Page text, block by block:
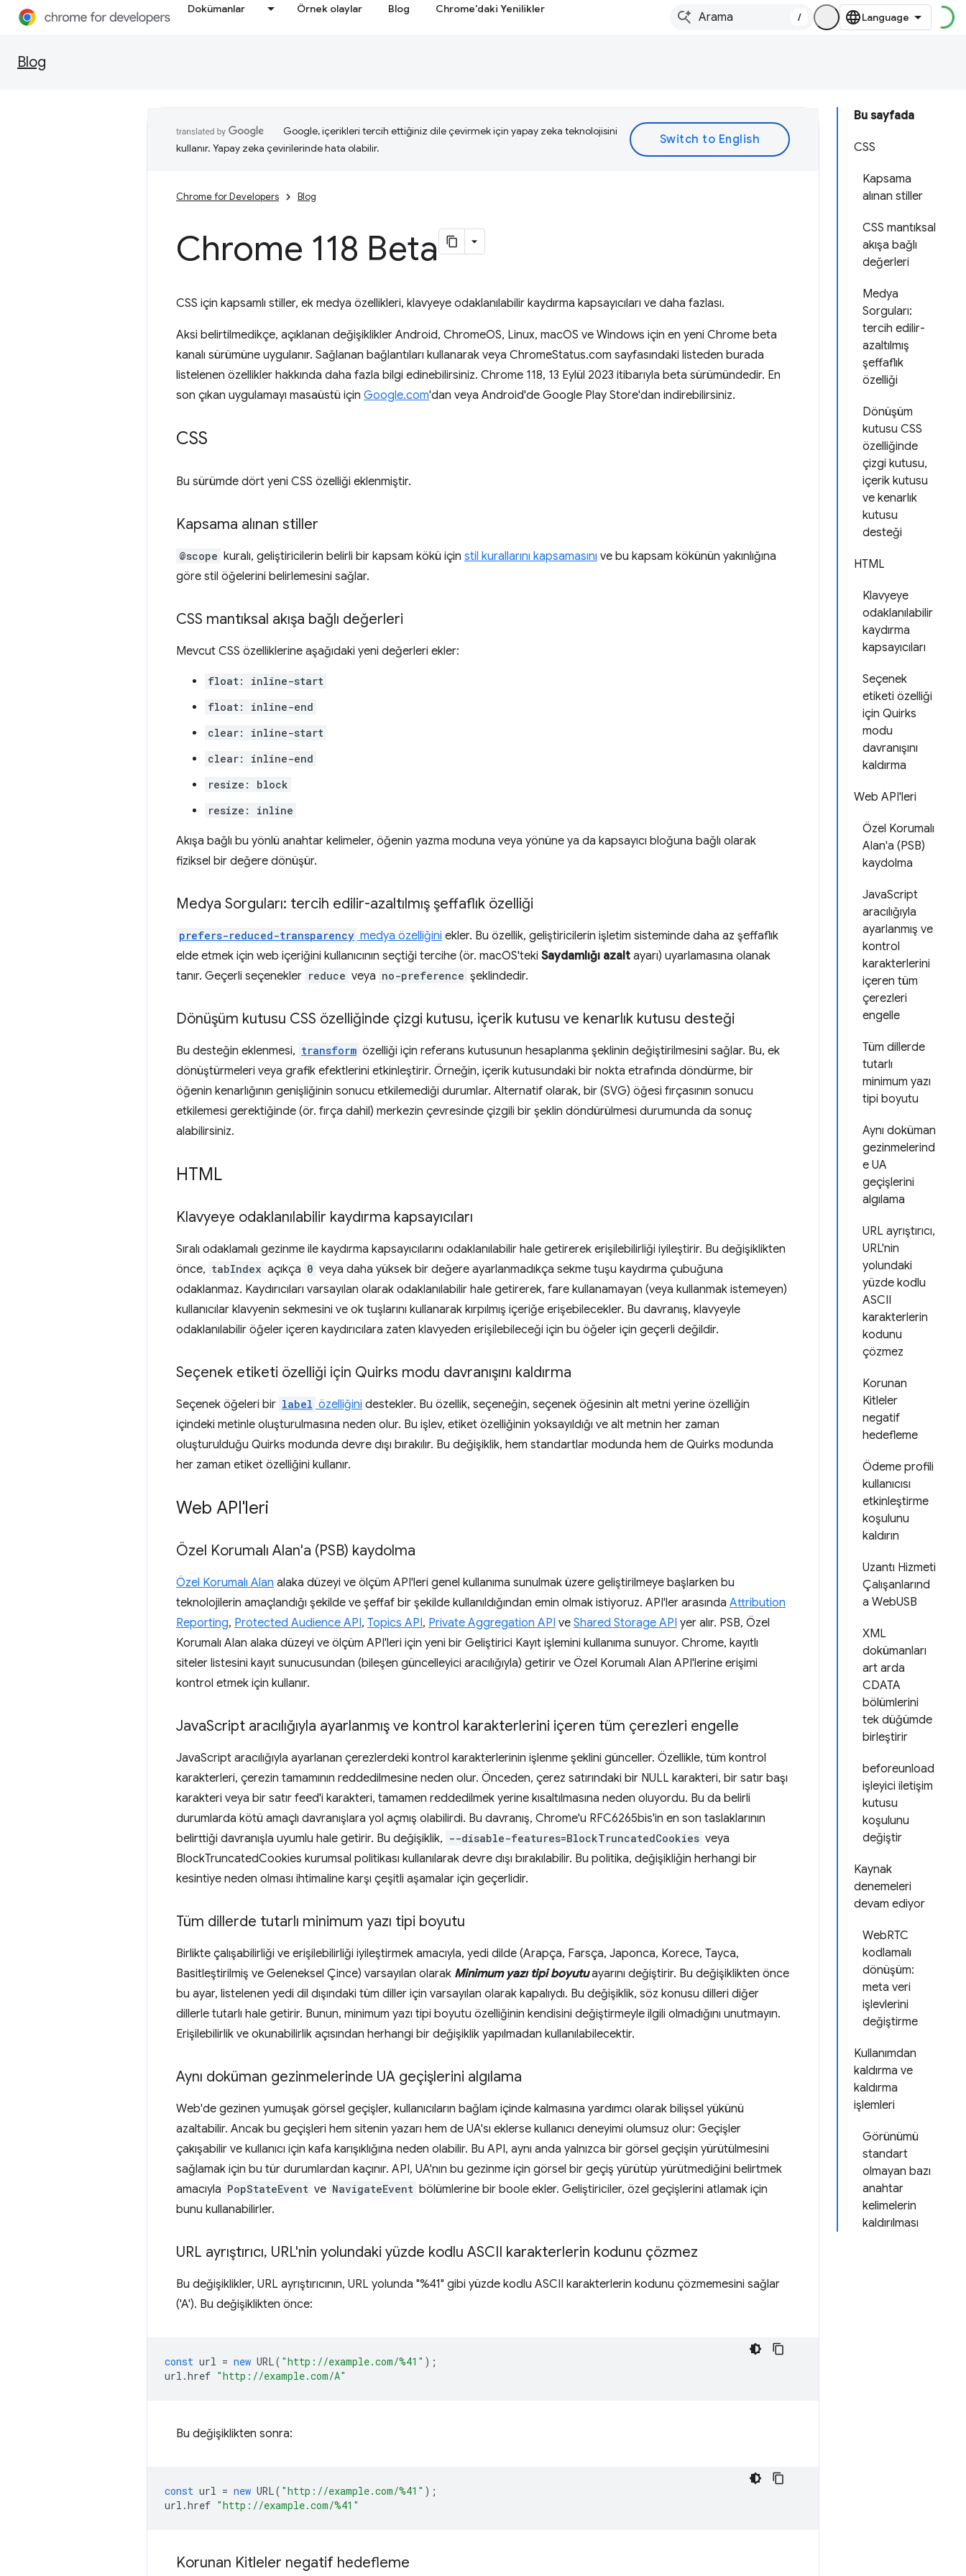
Dokümanlar Örnek olaylar Blog Chrome'daki Yenilikler
/
Blog
Bu sayfada
CSS
Kapsama
alınan stiller
CSS mantıksal
akışa bağlı
değerleri
Medya
Sorguları:
tercih edilir-
azaltılmış
şeffaflık
özelliği
Dönüşüm
kutusu CSS
özelliğinde
çizgi kutusu,
içerik kutusu
ve kenarlık
kutusu
desteği
HTML
Klavyeye
odaklanılabilir
kaydırma
kapsayıcıları
Seçenek
etiketi özelliği
için Quirks
modu
davranışını
kaldırma
Web API'leri
Özel Korumalı
Alan'a (PSB)
kaydolma
JavaScript
aracılığıyla
ayarlanmış ve
kontrol
karakterlerini
içeren tüm
çerezleri
engelle
Tüm dillerde
tutarlı
minimum yazı
tipi boyutu
Aynı doküman
gezinmelerind
e UA
geçişlerini
algılama
URL ayrıştırıcı,
URL'nin
yolundaki
yüzde kodlu
ASCII
karakterlerin
kodunu
çözmez
Korunan
Kitleler
negatif
hedefleme
Ödeme profili
kullanıcısı
etkinleştirme
koşulunu
kaldırın
Uzantı Hizmeti
Çalışanlarınd
a WebUSB
XML
dokümanları
art arda
CDATA
bölümlerini
tek düğümde
birleştirir
beforeunload
işleyici iletişim
kutusu
koşulunu
değiştir
Kaynak
denemeleri
devam ediyor
WebRTC
kodlamalı
dönüşüm:
meta veri
işlevlerini
değiştirme
Kullanımdan
kaldırma ve
kaldırma
işlemleri
Görünümü
standart
olmayan bazı
anahtar
kelimelerin
kaldırılması
Google, içerikleri tercih ettiğiniz dile çevirmek için yapay zeka teknolojisini
kullanır. Yapay zeka çevirilerinde hata olabilir.
Chrome for Developers Blog
Chrome 118 Beta
CSS için kapsamlı stiller, ek medya özellikleri, klavyeye odaklanılabilir kaydırma kapsayıcıları ve daha fazlası.
Aksi belirtilmedikçe, açıklanan değişiklikler Android, ChromeOS, Linux, macOS ve Windows için en yeni Chrome beta
kanalı sürümüne uygulanır. Sağlanan bağlantıları kullanarak veya ChromeStatus.com sayfasındaki listeden burada
listelenen özellikler hakkında daha fazla bilgi edinebilirsiniz. Chrome 118, 13 Eylül 2023 itibarıyla beta sürümündedir. En
son çıkan uygulamayı masaüstü için Google.com'dan veya Android'de Google Play Store'dan indirebilirsiniz.
CSS
Bu sürümde dört yeni CSS özelliği eklenmiştir.
Kapsama alınan stiller
@scope kuralı, geliştiricilerin belirli bir kapsam kökü için stil kurallarını kapsamasını ve bu kapsam kökünün yakınlığına
göre stil öğelerini belirlemesini sağlar.
CSS mantıksal akışa bağlı değerleri
Mevcut CSS özelliklerine aşağıdaki yeni değerleri ekler:
float: inline-start
float: inline-end
clear: inline-start
clear: inline-end
resize: block
resize: inline
Akışa bağlı bu yönlü anahtar kelimeler, öğenin yazma moduna veya yönüne ya da kapsayıcı bloğuna bağlı olarak
fiziksel bir değere dönüşür.
Medya Sorguları: tercih edilir-azaltılmış şeffaflık özelliği
prefers-reduced-transparency medya özelliğini ekler. Bu özellik, geliştiricilerin işletim sisteminde daha az şeffaflık
elde etmek için web içeriğini kullanıcının seçtiği tercihe (ör. macOS'teki Saydamlığı azalt ayarı) uyarlamasına olanak
tanır. Geçerli seçenekler reduce veya no-preference şeklindedir.
Dönüşüm kutusu CSS özelliğinde çizgi kutusu, içerik kutusu ve kenarlık kutusu desteği
Bu desteğin eklenmesi, transform özelliği için referans kutusunun hesaplanma şeklinin değiştirilmesini sağlar. Bu, ek
dönüştürmeleri veya grafik efektlerini etkinleştirir. Örneğin, içerik kutusundaki bir nokta etrafında döndürme, bir
öğenin kenarlığının genişliğinin sonucu etkilemediği durumlar. Alternatif olarak, bir (SVG) öğesi fırçasının sonucu
etkilemesi gerektiğinde (ör. fırça dahil) merkezin çevresinde çizgili bir şeklin döndürülmesi durumunda da sonuç
alabilirsiniz.
HTML
Klavyeye odaklanılabilir kaydırma kapsayıcıları
Sıralı odaklamalı gezinme ile kaydırma kapsayıcılarını odaklanılabilir hale getirerek erişilebilirliği iyileştirir. Bu değişiklikten
önce, tabIndex açıkça 0 veya daha yüksek bir değere ayarlanmadıkça sekme tuşu kaydırma çubuğuna
odaklanmaz. Kaydırıcıları varsayılan olarak odaklanılabilir hale getirerek, fare kullanamayan (veya kullanmak istemeyen)
kullanıcılar klavyenin sekmesini ve ok tuşlarını kullanarak kırpılmış içeriğe erişebilecekler. Bu davranış, klavyeyle
odaklanılabilir öğeler içeren kaydırıcılara zaten klavyeden erişilebileceği için bu öğeler için geçerli değildir.
Seçenek etiketi özelliği için Quirks modu davranışını kaldırma
Seçenek öğeleri bir label özelliğini destekler. Bu özellik, seçeneğin, seçenek öğesinin alt metni yerine özelliğin
içindeki metinle oluşturulmasına neden olur. Bu işlev, etiket özelliğinin yoksayıldığı ve alt metnin her zaman
oluşturulduğu Quirks modunda devre dışı bırakılır. Bu değişiklik, hem standartlar modunda hem de Quirks modunda
her zaman etiket özelliğini kullanır.
Web API'leri
Özel Korumalı Alan'a (PSB) kaydolma
Özel Korumalı Alan alaka düzeyi ve ölçüm API'leri genel kullanıma sunulmak üzere geliştirilmeye başlarken bu
teknolojilerin amaçlandığı şekilde ve şeffaf bir şekilde kullanıldığından emin olmak istiyoruz. API'ler arasında Attribution
Reporting, Protected Audience API, Topics API, Private Aggregation API ve Shared Storage API yer alır. PSB, Özel
Korumalı Alan alaka düzeyi ve ölçüm API'leri için yeni bir Geliştirici Kayıt işlemini kullanıma sunuyor. Chrome, kayıtlı
siteler listesini kayıt sunucusundan (bileşen güncelleyici aracılığıyla) getirir ve Özel Korumalı Alan API'lerine erişimi
kontrol etmek için kullanır.
JavaScript aracılığıyla ayarlanmış ve kontrol karakterlerini içeren tüm çerezleri engelle
JavaScript aracılığıyla ayarlanan çerezlerdeki kontrol karakterlerinin işlenme şeklini günceller. Özellikle, tüm kontrol
karakterleri, çerezin tamamının reddedilmesine neden olur. Önceden, çerez satırındaki bir NULL karakteri, bir satır başı
karakteri veya bir satır feed'i karakteri, tamamen reddedilmek yerine kısaltılmasına neden oluyordu. Bu da belirli
durumlarda kötü amaçlı davranışlara yol açmış olabilirdi. Bu davranış, Chrome'u RFC6265bis'in en son taslaklarının
belirttiği davranışla uyumlu hale getirir. Bu değişiklik, --disable-features=BlockTruncatedCookies veya
BlockTruncatedCookies kurumsal politikası kullanılarak devre dışı bırakılabilir. Bu politika, değişikliğin herhangi bir
kesintiye neden olması ihtimaline karşı çeşitli aşamalar için geçerlidir.
Tüm dillerde tutarlı minimum yazı tipi boyutu
Birlikte çalışabilirliği ve erişilebilirliği iyileştirmek amacıyla, yedi dilde (Arapça, Farsça, Japonca, Korece, Tayca,
Basitleştirilmiş ve Geleneksel Çince) varsayılan olarak Minimum yazı tipi boyutuayarını değiştirir. Bu değişiklikten önce
bu ayar, listelenen yedi dil dışındaki tüm diller için varsayılan olarak kapalıydı. Bu değişiklik, söz konusu dilleri diğer
dillerle tutarlı hale getirir. Bunun, minimum yazı tipi boyutu özelliğinin kendisini değiştirmeyle ilgili olmadığını unutmayın.
Erişilebilirlik ve okunabilirlik açısından herhangi bir değişiklik yapılmadan kullanılabilecektir.
Aynı doküman gezinmelerinde UA geçişlerini algılama
Web'de gezinen yumuşak görsel geçişler, kullanıcıların bağlam içinde kalmasına yardımcı olarak bilişsel yükünü
azaltabilir. Ancak bu geçişleri hem sitenin yazarı hem de UA'sı eklerse kullanıcı deneyimi olumsuz olur: Geçişler
çakışabilir ve kullanıcı için kafa karışıklığına neden olabilir. Bu API, aynı anda yalnızca bir görsel geçişin yürütülmesini
sağlamak için bu tür durumlardan kaçınır. API, UA'nın bu gezinme için görsel bir geçiş yürütüp yürütmediğini belirtmek
amacıyla PopStateEvent ve NavigateEvent bölümlerine bir boole ekler. Geliştiriciler, özel geçişlerini atlamak için
bunu kullanabilirler.
URL ayrıştırıcı, URL'nin yolundaki yüzde kodlu ASCII karakterlerin kodunu çözmez
Bu değişiklikler, URL ayrıştırıcının, URL yolunda "%41" gibi yüzde kodlu ASCII karakterlerin kodunu çözmemesini sağlar
('A'). Bu değişiklikten önce:
const url = new URL( "http://example.com/%41" );
url .href "http://example.com/A"
Bu değişiklikten sonra:
const url = new URL( "http://example.com/%41" );
url .href "http://example.com/%41"
Korunan Kitleler negatif hedefleme